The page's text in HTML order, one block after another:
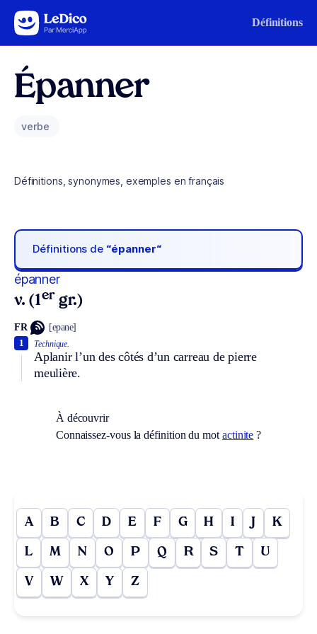
Aller au contenu Définitions
Épanner
verbe
Définitions, synonymes, exemples en français
Définitions de “épanner“
épanner
v. (1er gr.)
FR [epane]
Technique.
Aplanir l’un des côtés d’un carreau de pierre
meulière.
1
À découvrir
Connaissez-vous la définition du mot actinite ?
A B C D E F G H I J K
L M N O P Q R S T U
V W X Y Z